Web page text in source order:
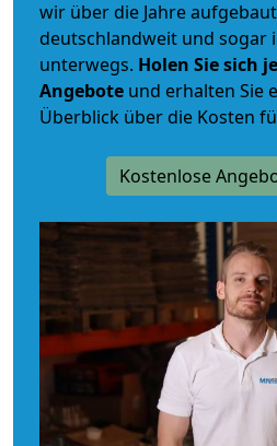
wir über die Jahre
deutschlandweit und sogar
unterwegs. Holen Sie sich
Angebote und erhalten Sie
Überblick über die Kosten
Kostenlose